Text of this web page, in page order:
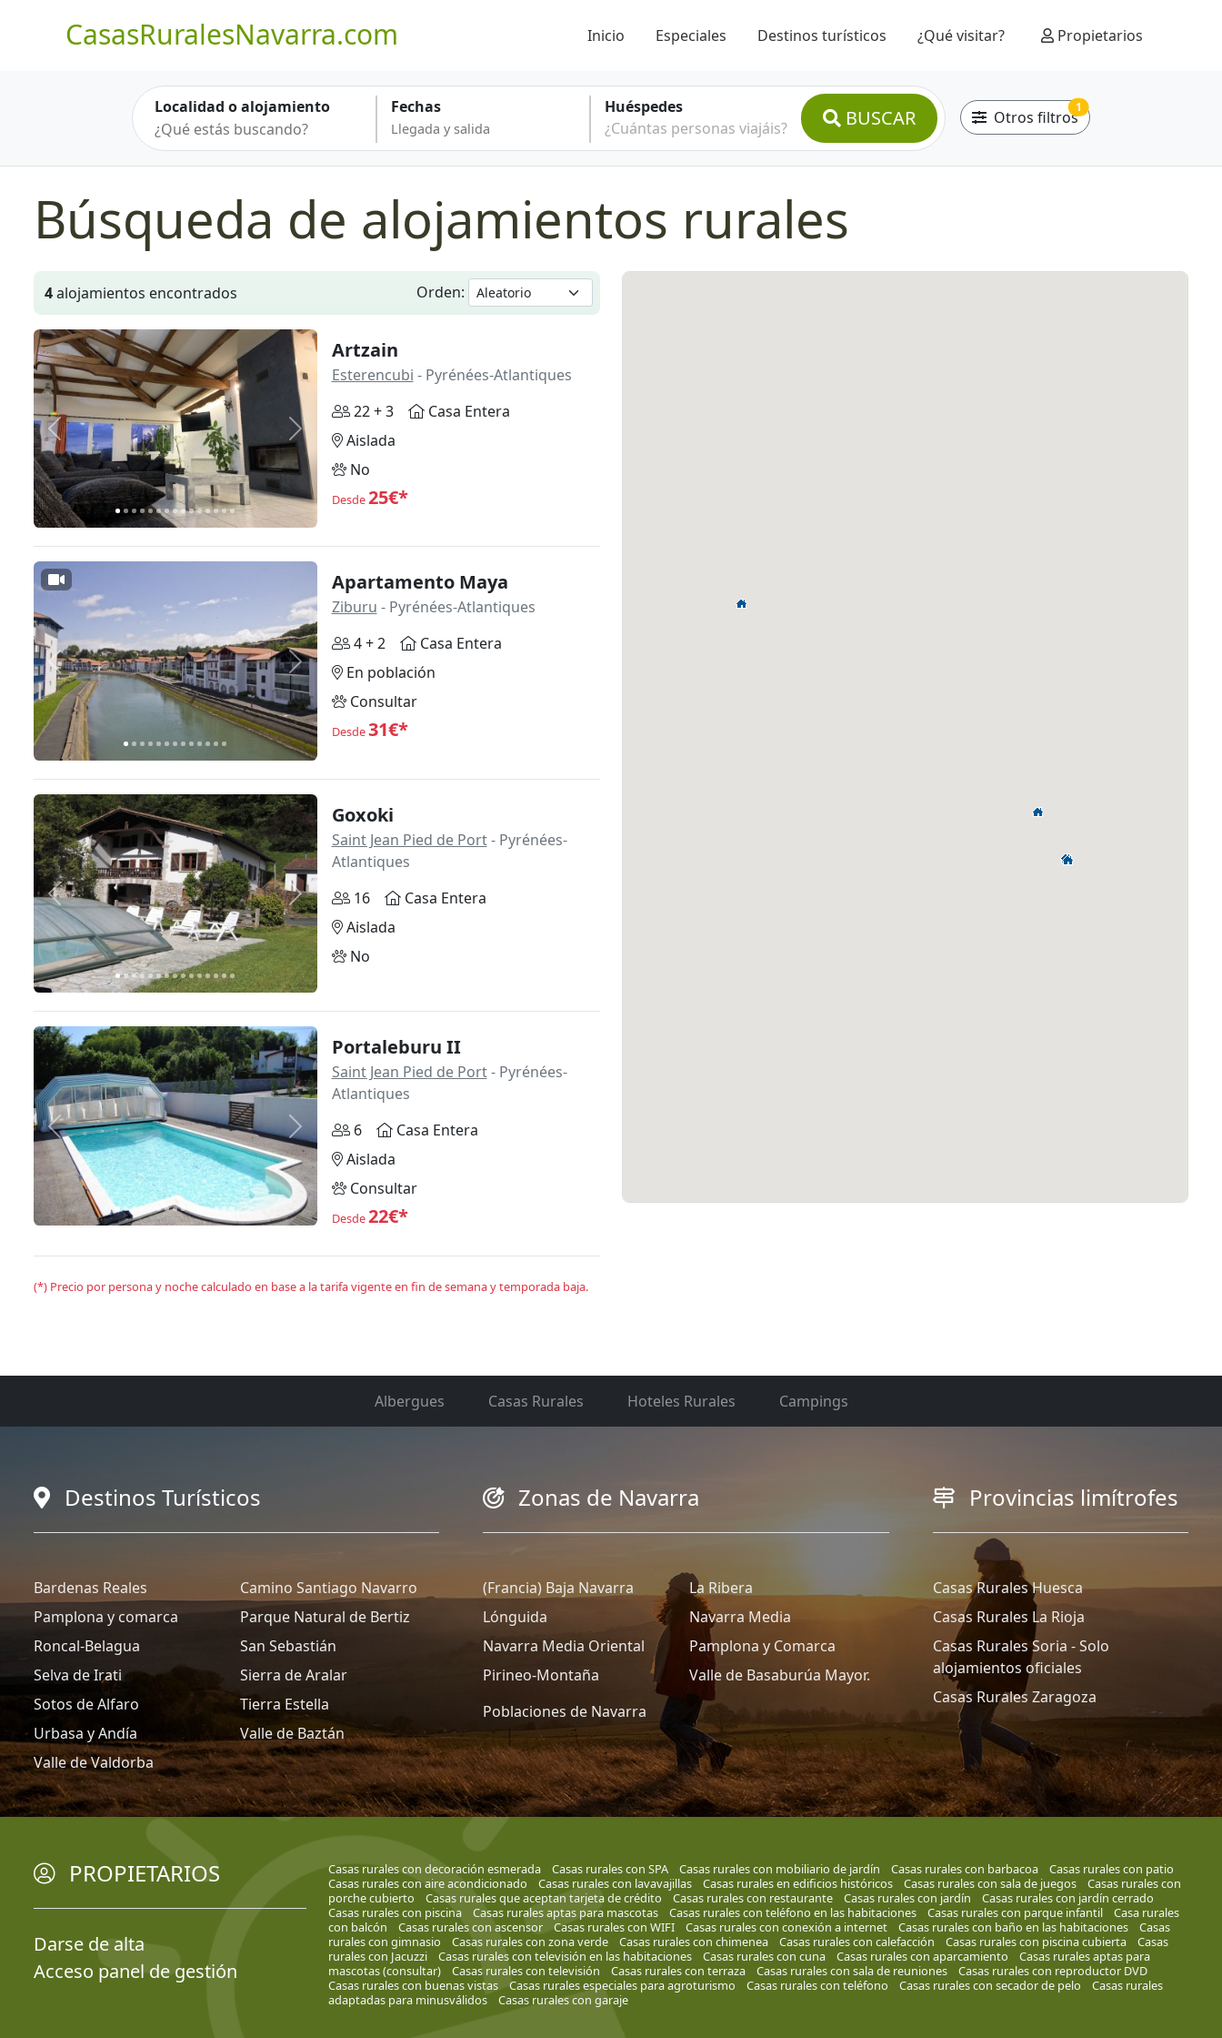
CasasRuralesNavarra.com Inicio Especiales Destinos turísticos ¿Qué visitar? Propietarios
Localidad o alojamiento Fechas
Huéspedes
¿Cuántas personas viajáis?
BUSCAR Otros filtros
1
Búsqueda de alojamientos rurales
4alojamientos encontrados Orden:
Anterior Siguiente
Artzain
Esterencubi - Pyrénées-Atlantiques
22 + 3
Casa Entera
Aislada
No
Desde25€*
Anterior Siguiente
Apartamento Maya
Ziburu - Pyrénées-Atlantiques
4 + 2
Casa Entera
En población
Consultar
Desde31€*
Anterior Siguiente
Goxoki
Saint Jean Pied de Port- Pyrénées-
Atlantiques
16
Casa Entera
Aislada
No
Anterior Siguiente
Portaleburu II
Saint Jean Pied de Port- Pyrénées-
Atlantiques
6
Casa Entera
Aislada
Consultar
Desde22€*
(*) Precio por persona y noche calculado en base a la tarifa vigente en fin de semana y temporada baja.
Albergues Casas Rurales Hoteles Rurales Campings
Destinos Turísticos
Bardenas Reales
Camino Santiago Navarro
Pamplona y comarca
Parque Natural de Bertiz
Roncal-Belagua
San Sebastián
Selva de Irati
Sierra de Aralar
Sotos de Alfaro
Tierra Estella
Urbasa y Andía
Valle de Baztán
Valle de Valdorba
Zonas de Navarra
(Francia) Baja Navarra
La Ribera
Lónguida
Navarra Media
Navarra Media Oriental
Pamplona y Comarca
Pirineo-Montaña
Valle de Basaburúa Mayor.
Poblaciones de Navarra
Provincias limítrofes
Casas Rurales Huesca
Casas Rurales La Rioja
Casas Rurales Soria - Solo
alojamientos oficiales
Casas Rurales Zaragoza
PROPIETARIOS
Darse de alta
Acceso panel de gestión
Casas rurales con decoración esmerada Casas rurales con SPA Casas rurales con mobiliario de jardín Casas rurales con barbacoa
Casas rurales con patio
Casas rurales con aire acondicionado
Casas rurales con lavavajillas Casas rurales en edificios históricos Casas rurales con sala de juegos
Casas rurales con
porche cubierto
Casas rurales que aceptan tarjeta de crédito Casas rurales con restaurante Casas rurales con jardín
Casas rurales con jardín cerrado
Casas rurales con piscina
Casas rurales aptas para mascotas Casas rurales con teléfono en las habitaciones Casas rurales con parque infantil
Casa rurales
con balcón
Casas rurales con ascensor Casas rurales con WIFI Casas rurales con conexión a internet Casas rurales con baño en las habitaciones
Casas
rurales con gimnasio
Casas rurales con zona verde Casas rurales con chimenea Casas rurales con calefacción Casas rurales con piscina cubierta
Casas
rurales con Jacuzzi
Casas rurales con televisión en las habitaciones Casas rurales con cuna Casas rurales con aparcamiento
Casas rurales aptas para
mascotas (consultar)
Casas rurales con televisión Casas rurales con terraza Casas rurales con sala de reuniones
Casas rurales con reproductor DVD
Casas rurales con buenas vistas
Casas rurales especiales para agroturismo Casas rurales con teléfono Casas rurales con secador de pelo
Casas rurales
adaptadas para minusválidos
Casas rurales con garaje